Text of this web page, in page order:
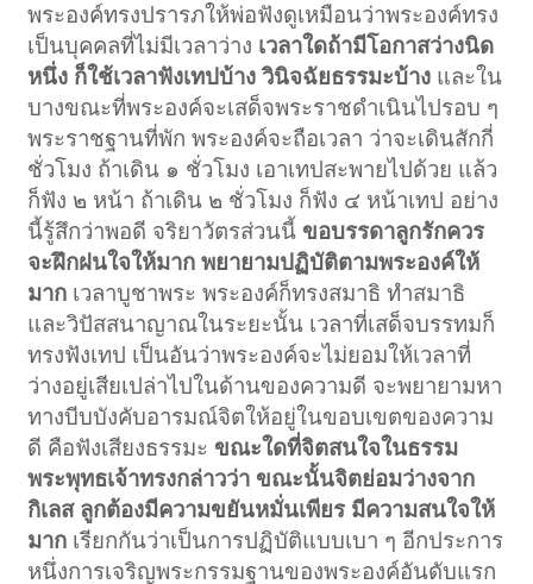
พระองค์ทรงปรารภให้พ่อฟังดูเหมือนว่าพระองค์ทรง
เป็นบุคคลที่ไม่มีเวลาว่าง เวลาใดถ้ามีโอกาสว่างนิด
หนึ่ง ก็ใช้เวลาฟังเทปบ้าง วินิจฉัยธรรมะบ้าง และใน
บางขณะที่พระองค์จะเสด็จพระราชดำเนินไปรอบ ๆ
พระราชฐานที่พัก พระองค์จะถือเวลา ว่าจะเดินสักกี่
ชั่วโมง ถ้าเดิน ๑ ชั่วโมง เอาเทปสะพายไปด้วย แล้ว
ก็ฟัง ๒ หน้า ถ้าเดิน ๒ ชั่วโมง ก็ฟัง ๔ หน้าเทป อย่าง
นี้รู้สึกว่าพอดี จริยาวัตรส่วนนี้ ขอบรรดาลูกรักควร
จะฝึกฝนใจให้มาก พยายามปฏิบัติตามพระองค์ให้
มาก เวลาบูชาพระ พระองค์ก็ทรงสมาธิ ทำสมาธิ
และวิปัสสนาญาณในระยะนั้น เวลาที่เสด็จบรรทมก็
ทรงฟังเทป เป็นอันว่าพระองค์จะไม่ยอมให้เวลาที่
ว่างอยู่เสียเปล่าไปในด้านของความดี จะพยายามหา
ทางบีบบังคับอารมณ์จิตให้อยู่ในขอบเขตของความ
ดี คือฟังเสียงธรรมะ ขณะใดที่จิตสนใจในธรรม
พระพุทธเจ้าทรงกล่าวว่า ขณะนั้นจิตย่อมว่างจาก
กิเลส ลูกต้องมีความขยันหมั่นเพียร มีความสนใจให้
มาก เรียกกันว่าเป็นการปฏิบัติแบบเบา ๆ อีกประการ
หนึ่งการเจริญพระกรรมฐานของพระองค์อันดับแรก